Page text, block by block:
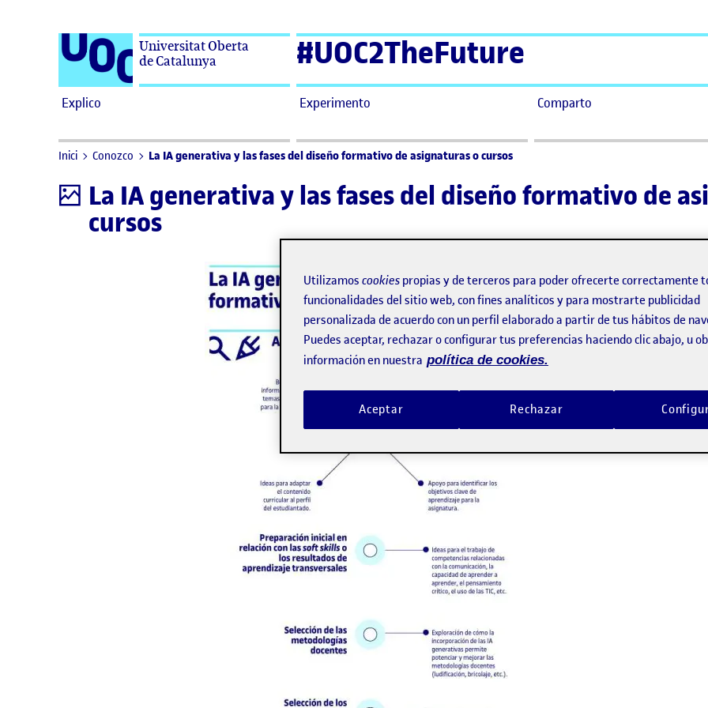
Universitat Oberta
de Catalunya
#UOC2TheFuture
Explico Experimento Comparto
Inici Conozco La IA generativa y las fases del diseño formativo de asignaturas o cursos
InfografíaLa IA generativa y las fases del diseño formativo de
cursos
Utilizamos cookies propias y de terceros para poder ofrecerte correctamente
funcionalidades del sitio web, con fines analíticos y para mostrarte publicidad
personalizada de acuerdo con un perfil elaborado a partir de tus hábitos de
Puedes aceptar, rechazar o configurar tus preferencias haciendo clic abajo, u
información en nuestra política de cookies.
Rechazar
Aceptar